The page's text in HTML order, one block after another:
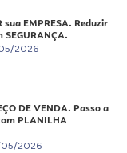
sua EMPRESA. Reduzir
SEGURANÇA.
2026
DE VENDA. Passo a
PLANILHA
2026